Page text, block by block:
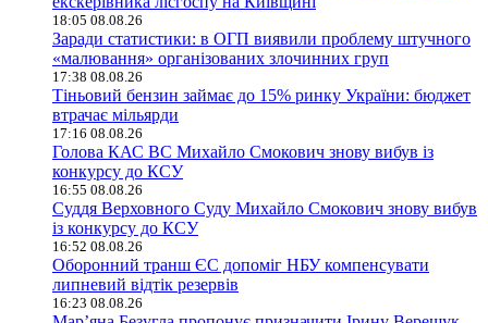
18:05 08.08.26
Заради статистики: в ОГП виявили проблему штучного
«малювання» організованих злочинних груп
17:38 08.08.26
Тіньовий бензин займає до 15% ринку України: бюджет
втрачає мільярди
17:16 08.08.26
Голова КАС ВС Михайло Смокович знову вибув із
конкурсу до КСУ
16:55 08.08.26
Суддя Верховного Суду Михайло Смокович знову вибув
із конкурсу до КСУ
16:52 08.08.26
Оборонний транш ЄС допоміг НБУ компенсувати
липневий відтік резервів
16:23 08.08.26